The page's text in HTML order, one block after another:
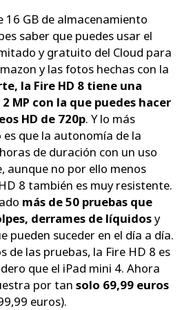
16 GB de almacenamiento
saber que puedes usar el
y gratuito del Cloud para
y las fotos hechas con la
la Fire HD 8 tiene una
MP con la que puedes hacer
HD de 720p. Y lo más
que la autonomía de la
de duración con un uso
aunque no por ello menos
8 también es muy resistente.
más de 50 pruebas que
derrames de líquidosy
pueden suceder en el día a día.
de las pruebas, la Fire HD 8 es
que el iPad mini 4. Ahora
por tan solo 69,99 euros
euros).